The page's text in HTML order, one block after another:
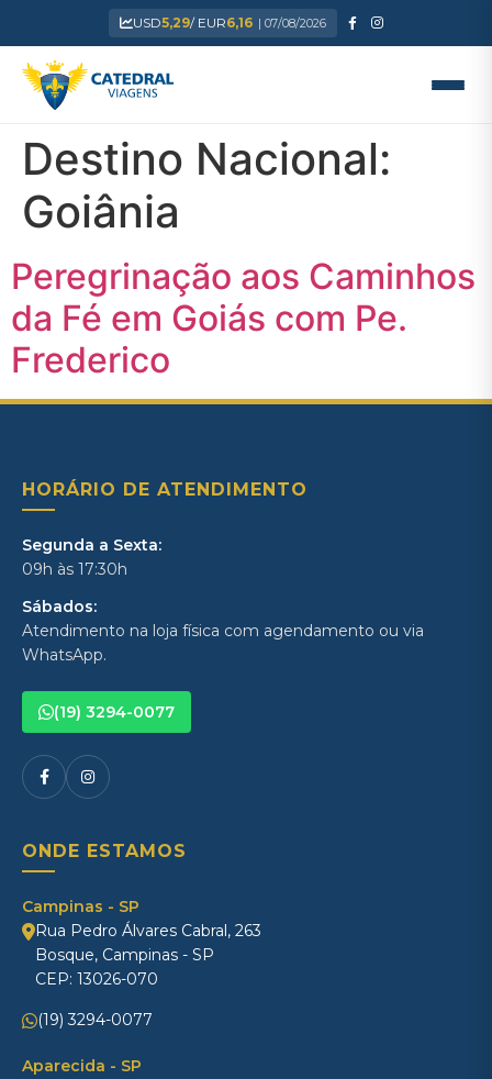
USD5,29/ EUR6,16 | 07/08/2026
Destino Nacional:
Goiânia
Peregrinação aos Caminhos
da Fé em Goiás com Pe.
Frederico
HORÁRIO DE ATENDIMENTO
Segunda a Sexta:
09h às 17:30h
Sábados:
Atendimento na loja física com agendamento ou via
WhatsApp.
(19) 3294-0077
ONDE ESTAMOS
Campinas - SP
Rua Pedro Álvares Cabral, 263
Bosque, Campinas - SP
CEP: 13026-070
(19) 3294-0077
Aparecida - SP